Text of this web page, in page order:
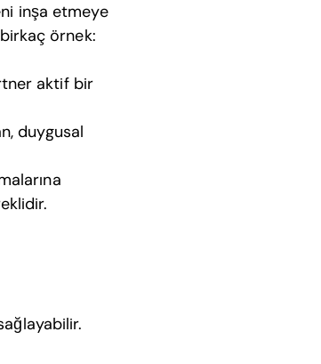
inşa etmeye
örnek:
aktif bir
duygusal